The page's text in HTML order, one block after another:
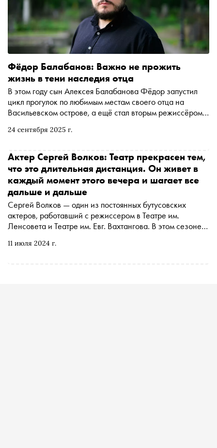
24 сентября 2025 г.
Фёдор Балабанов: Важно не прожить
жизнь в тени наследия отца
В этом году сын Алексея Балабанова Фёдор запустил
цикл прогулок по любимым местам своего отца на
Васильевском острове, а ещё стал вторым режиссёром
исполнил Евгений Цыганов. «Сноб» побывал на одной
известной фамилии об уроках отца, работе на «Грузе
200», социальном фильме «Я не помню» с Юлией
Снигирь в главной роли, ресторане «Братья Багровы» и,
конечно, о Петербурге и том, почему на Васильевский
остров надо приходить жить, а не умирать
11 июля 2024 г.
Актер Сергей Волков: Театр прекрасен тем,
что это длительная дистанция. Он живет в
каждый момент этого вечера и шагает все
дальше и дальше
Сергей Волков — один из постоянных бутусовских
актеров, работавший с режиссером в Театре им.
Ленсовета и Театре им. Евг. Вахтангова. В этом сезоне
дети» и «Мой брат умер» в Театре Наций, а также